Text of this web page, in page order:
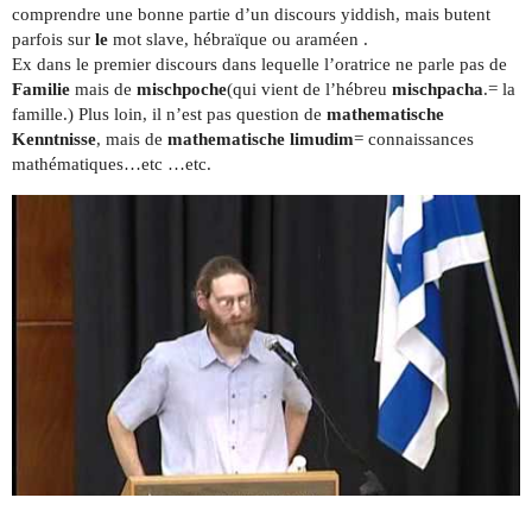
comprendre une bonne partie d’un discours yiddish, mais butent
parfois sur le mot slave, hébraïque ou araméen .
Ex dans le premier discours dans lequelle l’oratrice ne parle pas de
Familie mais de mischpoche(qui vient de l’hébreu mischpacha.= la
famille.) Plus loin, il n’est pas question de mathematische
Kenntnisse, mais de mathematische limudim= connaissances
mathématiques…etc …etc.